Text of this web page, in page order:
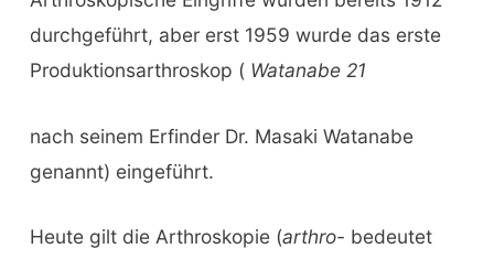
durchgeführt, aber erst 1959 wurde das erste
Produktionsarthroskop ( Watanabe 21
nach seinem Erfinder Dr. Masaki Watanabe
genannt) eingeführt.
Heute gilt die Arthroskopie (arthro- bedeutet